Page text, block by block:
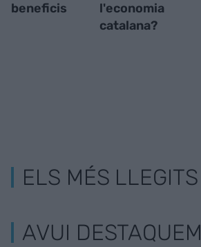
beneficis
l'economia
catalana?
ELS MÉS LLEGITS
AVUI DESTAQUEM